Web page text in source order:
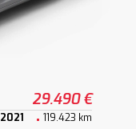
29.490 €
2021 119.423 km